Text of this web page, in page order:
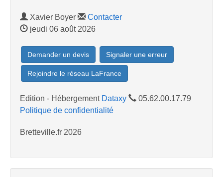
Xavier Boyer
Contacter
jeudi 06 août 2026
Demander un devis Signaler une erreur
Rejoindre le réseau LaFrance
Edition - Hébergement Dataxy
05.62.00.17.79
Politique de confidentialité
Bretteville.fr 2026